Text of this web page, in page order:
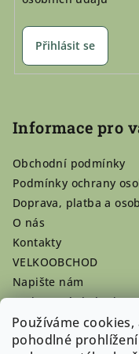
Používáme
pohodlné
Přihlásit se
Informace pro
Obchodní podmínky
Podmínky ochrany
Doprava, platba a
O nás
Kontakty
VELKOOBCHOD
Napište nám
Hodnocení obchodu
Registrace se vyplatí!
Pamlsky na míru